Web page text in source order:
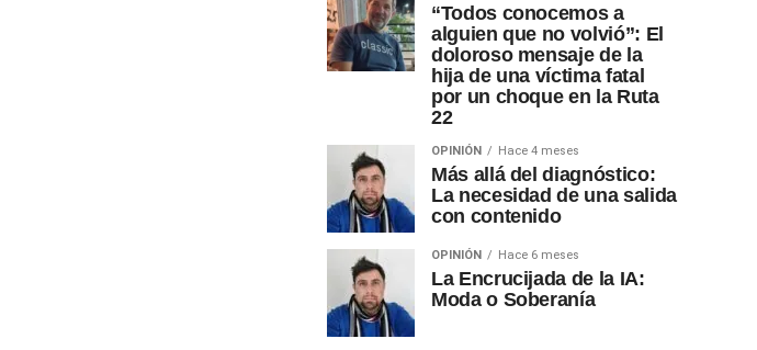
“Todos conocemos a
alguien que no volvió”: El
doloroso mensaje de la
hija de una víctima fatal
por un choque en la Ruta
22
OPINIÓN Hace 4 meses
Más allá del diagnóstico:
La necesidad de una salida
con contenido
OPINIÓN Hace 6 meses
La Encrucijada de la IA:
Moda o Soberanía